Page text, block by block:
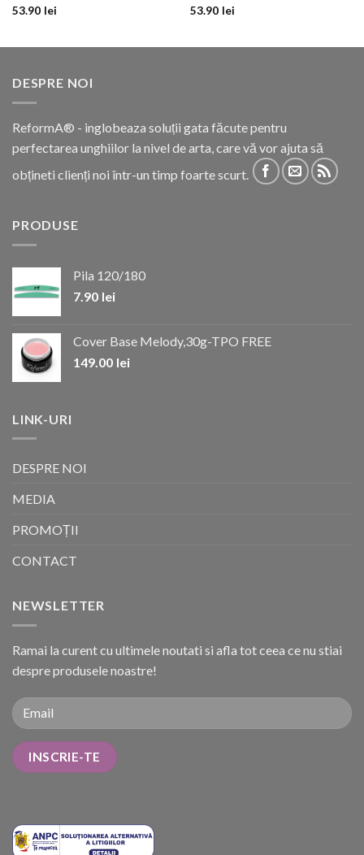
53.90 lei
53.90 lei
DESPRE NOI
ReformA® - inglobeaza soluții gata făcute pentru
perfectarea unghiilor la nivel de arta, care vă vor ajuta să
obțineti clienți noi într-un timp foarte scurt.
PRODUSE
Pila 120/180
7.90 lei
Cover Base Melody,30g-TPO FREE
149.00 lei
LINK-URI
DESPRE NOI
MEDIA
PROMOȚII
CONTACT
NEWSLETTER
Ramai la curent cu ultimele noutati si afla tot ceea ce nu stiai
despre produsele noastre!